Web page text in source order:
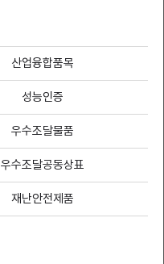
산업융합품목
성능인증
우수조달물품
우수조달공동상표
재난안전제품